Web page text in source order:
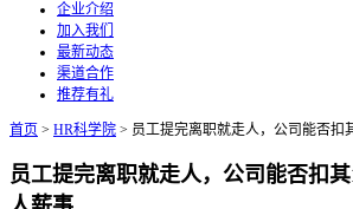
企业介绍
加入我们
最新动态
渠道合作
推荐有礼
首页 > HR科学院 > 员工提完离职就走人，公司能否扣
员工提完离职就走人，公司能否扣